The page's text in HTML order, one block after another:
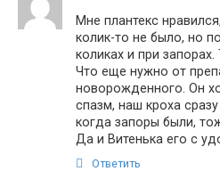
Мне плантекс
колик-то не было, но
коликах и при
Что еще нужно от
новорожденного. Он
спазм, наш кроха
когда запоры были,
Да и Витенька его с
Ответить